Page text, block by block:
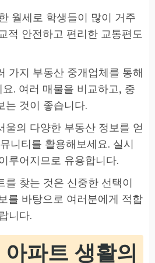
월세로 학생들이 많이 거주
적 안전하고 편리한 교통편도
가지 부동산 중개업체를 통해
. 여러 매물을 비교하고, 중
는 것이 좋습니다.
울의 다양한 부동산 정보를 얻
니티를 활용해보세요. 실시
루어지므로 유용합니다.
를 찾는 것은 신중한 선택이
를 바탕으로 여러분에게 적합
니다.
파트 생활의